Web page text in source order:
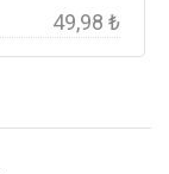
49,98 ₺